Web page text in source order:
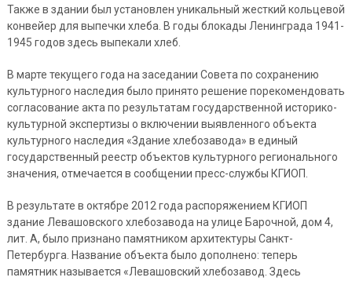
Также в здании был установлен уникальный жесткий кольцевой
конвейер для выпечки хлеба. В годы блокады Ленинграда 1941-
1945 годов здесь выпекали хлеб.
В марте текущего года на заседании Совета по сохранению
культурного наследия было принято решение порекомендовать
согласование акта по результатам государственной историко-
культурной экспертизы о включении выявленного объекта
культурного наследия «Здание хлебозавода» в единый
государственный реестр объектов культурного регионального
значения, отмечается в сообщении пресс-службы КГИОП.
В результате в октябре 2012 года распоряжением КГИОП
здание Левашовского хлебозавода на улице Барочной, дом 4,
лит. А, было признано памятником архитектуры Санкт-
Петербурга. Название объекта было дополнено: теперь
памятник называется «Левашовский хлебозавод. Здесь